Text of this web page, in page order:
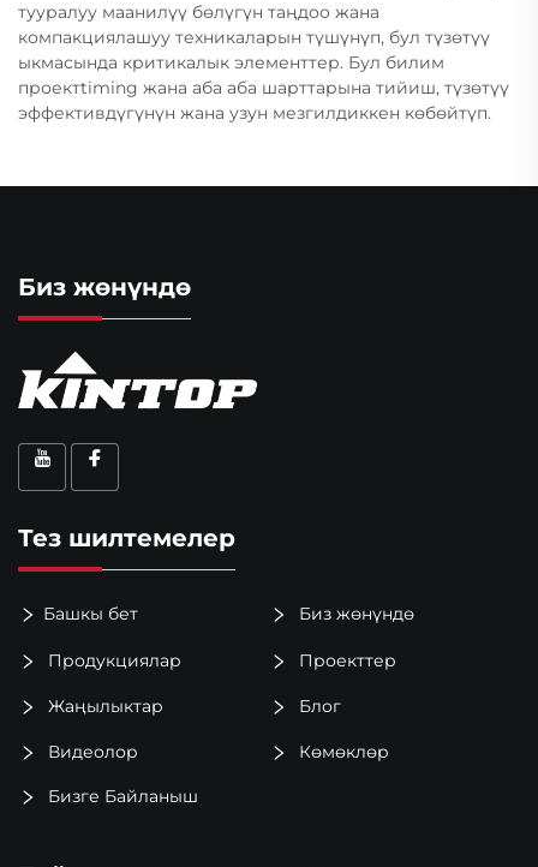
тууралуу маанилүү бөлүгүн таңдoo жана
компакциялашуу техникаларын түшүнүп, бул түзөтүү
ыкмасында критикалык элементтер. Бул билим
проектtiming жана аба аба шарттарына тийиш, түзөтүү
эффективдүгүнүн жана узун мезгилдиккен көбөйтүп.
Биз жөнүндө
Тез шилтемелер
Башкы бет Биз жөнүндө
Продукциялар Проекттер
Жаңылыктар Блог
Видеолор Көмөклөр
Бизге Байланыш